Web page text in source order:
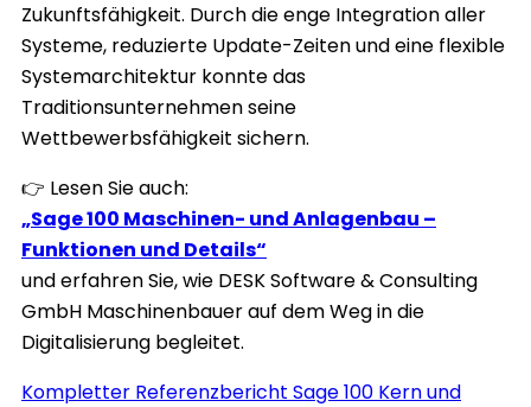
Zukunftsfähigkeit. Durch die enge Integration aller
Systeme, reduzierte Update-Zeiten und eine flexible
Systemarchitektur konnte das
Traditionsunternehmen seine
Wettbewerbsfähigkeit sichern.
👉 Lesen Sie auch:
„Sage 100 Maschinen- und Anlagenbau –
Funktionen und Details“
und erfahren Sie, wie DESK Software & Consulting
GmbH Maschinenbauer auf dem Weg in die
Digitalisierung begleitet.
Kompletter Referenzbericht Sage 100 Kern und